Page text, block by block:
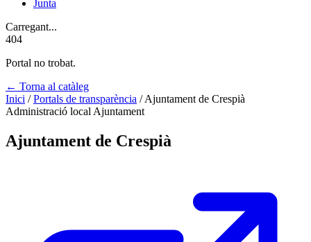
Junta
Carregant...
404
Portal no trobat.
← Torna al catàleg
Inici / Portals de transparència / Ajuntament de Crespià
Administració local Ajuntament
Ajuntament de Crespià